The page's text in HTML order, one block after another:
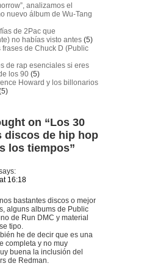
analizamos el
nuevo álbum de Wu-Tang
de 2Pac que
no habías visto antes (5)
frases de Chuck D (Public
de rap esenciales si eres
los 90 (5)
Howard y los billonarios
on “Los 30
discos de hip hop
los tiempos”
16:18
bastantes discos o mejor
alguns albums de Public
de Run DMC y material
tipo.
he de decir que es una
completa y no muy
buena la inclusión del
de Redman.